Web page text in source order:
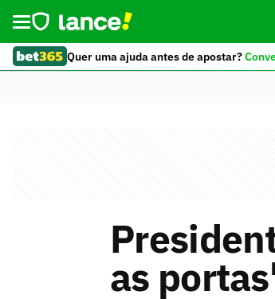
Quer uma ajuda antes de apostar?
as